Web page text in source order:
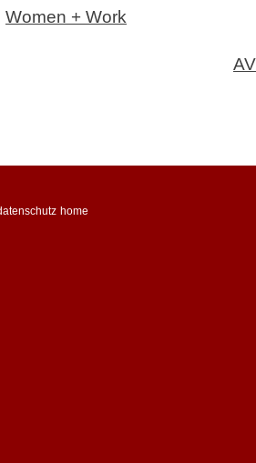
Women + Work
home